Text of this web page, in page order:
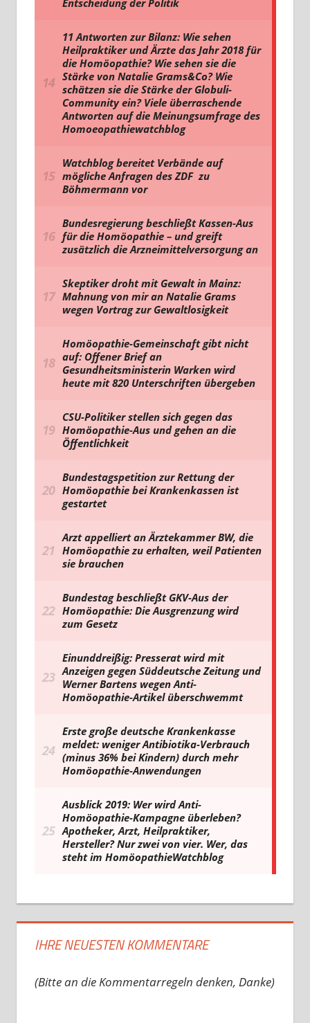
IHRE NEUESTEN KOMMENTARE
(Bitte an die Kommentarregeln denken, Danke)